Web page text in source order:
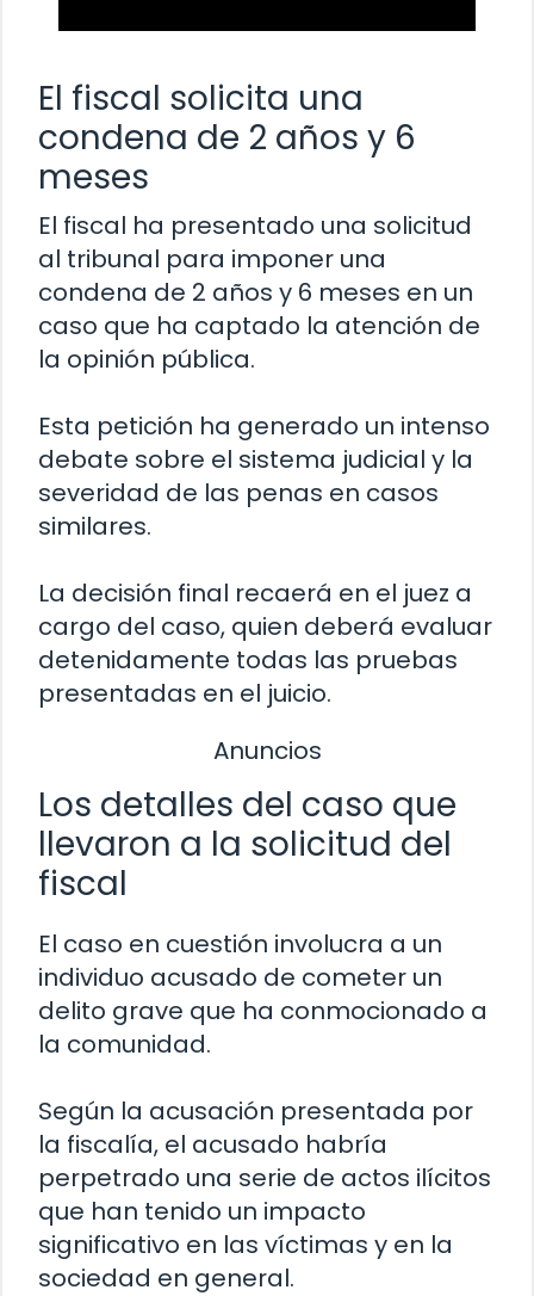
El fiscal solicita una
condena de 2 años y 6
meses
El fiscal ha presentado una solicitud
al tribunal para imponer una
condena de 2 años y 6 meses en un
caso que ha captado la atención de
la opinión pública.
Esta petición ha generado un intenso
debate sobre el sistema judicial y la
severidad de las penas en casos
similares.
La decisión final recaerá en el juez a
cargo del caso, quien deberá evaluar
detenidamente todas las pruebas
presentadas en el juicio.
Anuncios
Los detalles del caso que
llevaron a la solicitud del
fiscal
El caso en cuestión involucra a un
individuo acusado de cometer un
delito grave que ha conmocionado a
la comunidad.
Según la acusación presentada por
la fiscalía, el acusado habría
perpetrado una serie de actos ilícitos
que han tenido un impacto
significativo en las víctimas y en la
sociedad en general.